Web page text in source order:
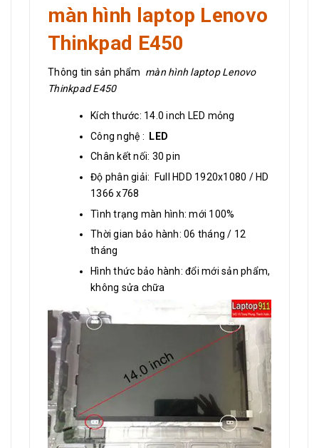
màn hình laptop Lenovo
Thinkpad E450
Thông tin sản phẩm màn hình laptop Lenovo
Thinkpad E450
Kích thước: 14.0 inch LED mỏng
Công nghệ :
LED
Chân kết nối: 30 pin
Độ phân giải: Full HDD 1920x1080 / HD
1366 x768
Tình trạng màn hình: mới 100%
Thời gian bảo hành: 06 tháng / 12
tháng
Hình thức bảo hành: đổi mới sản phẩm,
không sửa chữa